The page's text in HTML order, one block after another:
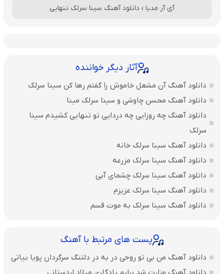
آی آر مدیا › دانلود آهنگ سینا سرلک تنهایی
آثار دیگر خواننده
دانلود آهنگ آن مشعل خاموش را گفتم رها کن سینا سرلک
دانلود آهنگ محسن چاوشی و سینا سرلک مینا
دانلود آهنگ چه روزایی چه دردایی تو تنهایی کشیدم سینا
سرلک
دانلود آهنگ سینا سرلک خانه
دانلود آهنگ سینا سرلک مزرعه
دانلود آهنگ سینا سرلک چشمای آبی
دانلود آهنگ سینا سرلک عزیزم
دانلود آهنگ سینا سرلک به موت قسم
پست های مرتبط با آهنگ
دانلود آهنگ من بی تو روحی در به در دلتنگ سرگردان پویا بیاتی